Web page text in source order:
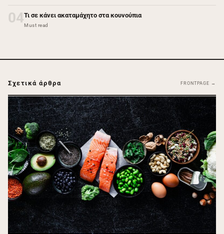
04Τι σε κάνει ακαταμάχητο στα κουνούπια
Must read
Σχετικά άρθρα FRONTPAGE →